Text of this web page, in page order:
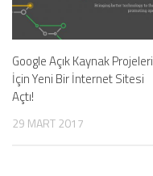
Google Açık Kaynak Projeleri
İçin Yeni Bir İnternet Sitesi
Açtı!
29 MART 2017